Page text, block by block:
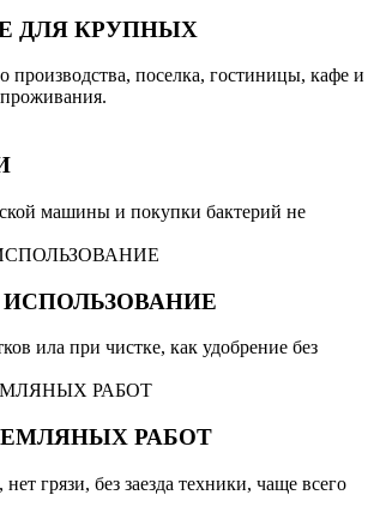
ДЛЯ КРУПНЫХ
производства, поселка, гостиницы, кафе и
машины и покупки бактерий не
ила при чистке, как удобрение без
РАБОТ
нет грязи, без заезда техники, чаще всего